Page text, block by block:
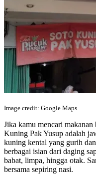
Image credit: Google Maps
Jika kamu mencari
Kuning Pak Yusup adalah
kuning kental yang gurih
berbagai isian dari daging
babat, limpa, hingga otak.
bersama sepiring nasi.